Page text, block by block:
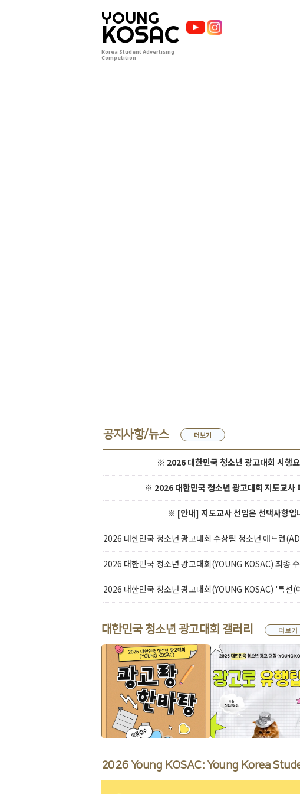
YOUNG
KOSAC
Korea Student Advertising
Competition
공지사항/뉴스 더보기
※ 2026 대한민국 청소년 광고대회 시행
※ 2026 대한민국 청소년 광고대회 지도교사
※ [안내] 지도교사 선임은 선택사항입
대한민국 청소년 광고대회 갤러리 더보기
2026 Young KOSAC: Young Korea